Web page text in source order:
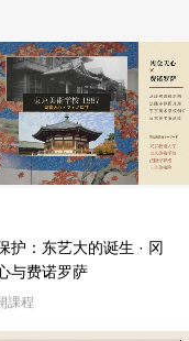
护：东艺大的诞生 · 冈
与费诺罗萨
課程